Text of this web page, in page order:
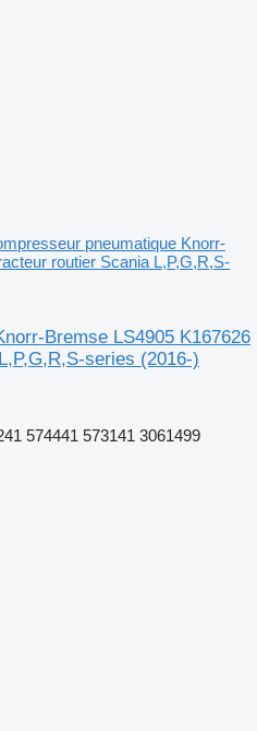
pneumatique Knorr-
routier Scania L,P,G,R,S-
Bremse LS4905 K167626
series (2016-)
574441 573141 3061499